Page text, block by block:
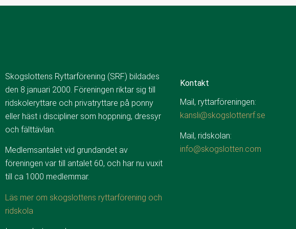
Skogslottens Ryttarförening (SRF) bildades
den 8 januari 2000. Föreningen riktar sig till
ridskoleryttare och privatryttare på ponny
eller häst i discipliner som hoppning, dressyr
och fälttävlan.
Medlemsantalet vid grundandet av
föreningen var till antalet 60, och har nu vuxit
till ca 1000 medlemmar.
Läs mer om skogslottens ryttarförening och
ridskola
Kontakt
Mail, ryttarföreningen:
kansli@skogslottenrf.se
Mail, ridskolan:
info@skogslotten.com